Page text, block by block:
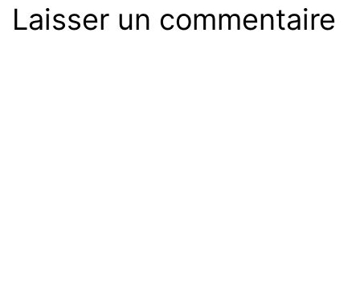
Laisser un commentaire